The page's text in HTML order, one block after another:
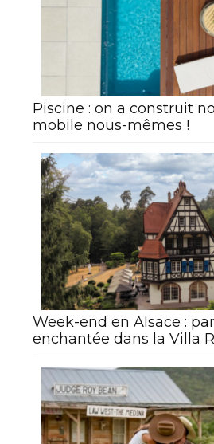
Piscine : on a construit
mobile nous-mêmes !
Week-end en Alsace :
enchantée dans la Villa